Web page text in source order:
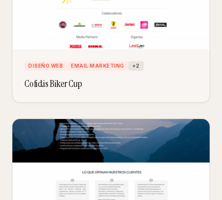
DISEÑO WEB EMAIL MARKETING +2
Cofidis Biker Cup